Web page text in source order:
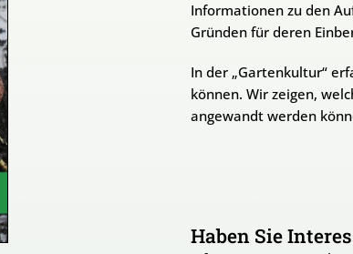
Informationen zu den
Gründen für deren
In der „Gartenkultur“
können. Wir zeigen,
angewandt werden
Haben Sie